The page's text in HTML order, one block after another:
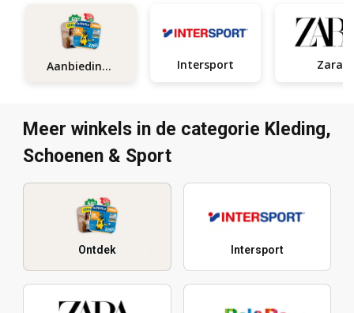
Aanbiedingen Intersport Zara
Meer winkels in de categorie Kleding,
Schoenen & Sport
Ontdek Intersport